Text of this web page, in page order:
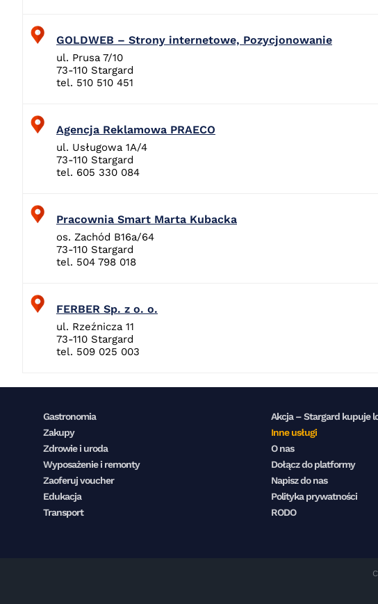
GOLDWEB – Strony internetowe, Pozycjonowanie
ul. Prusa 7/10
73-110 Stargard
tel. 510 510 451
Agencja Reklamowa PRAECO
ul. Usługowa 1A/4
73-110 Stargard
tel. 605 330 084
Pracownia Smart Marta Kubacka
os. Zachód B16a/64
73-110 Stargard
tel. 504 798 018
FERBER Sp. z o. o.
ul. Rzeźnicza 11
73-110 Stargard
tel. 509 025 003
Gastronomia
Zakupy
Zdrowie i uroda
Wyposażenie i remonty
Zaoferuj voucher
Edukacja
Transport
Akcja – Stargard kupuje
Inne usługi
O nas
Dołącz do platformy
Napisz do nas
Polityka prywatności
RODO